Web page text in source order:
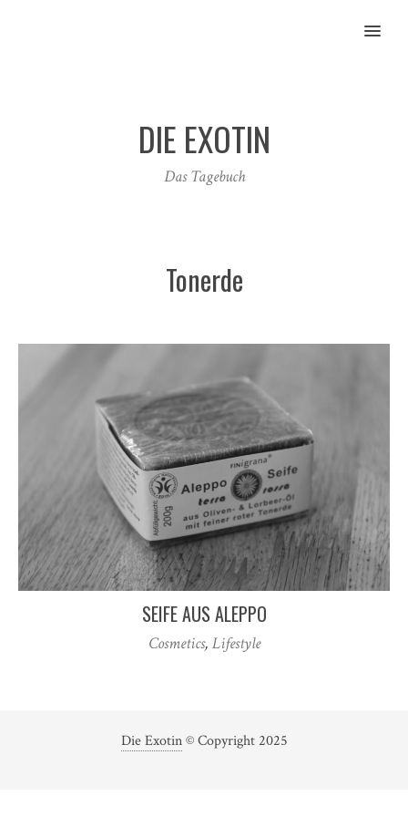
MENU
DIE EXOTIN
Das Tagebuch
Tonerde
SEIFE AUS ALEPPO
Cosmetics, Lifestyle
Die Exotin© Copyright 2025